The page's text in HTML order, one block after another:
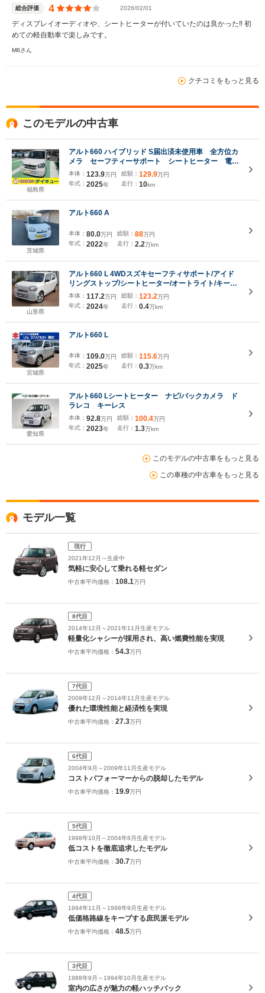
総合評価 4 2026/02/01
ディスプレイオーディオや、シートヒーターが付いていたのは良かった‼️ 初
めての軽自動車で楽しみです。
M8さん
クチコミをもっと見る
このモデルの中古車
福島県
アルト660 ハイブリッド S届出済未使用車 全方位カ
メラ セーフティーサポート シートヒーター 電動
ミラー マニュアルエアコン キーレス アイドリン
グストップ
本体： 123.9万円
年式： 2025年
総額： 129.9万円
走行： 10km
茨城県
アルト660 A
本体： 80.0万円
年式： 2022年
総額： 88万円
走行： 2.2万km
山形県
アルト660 L 4WDスズキセーフティサポート/アイド
リングストップ/シートヒーター/オートライト/キーレ
ス
本体： 117.2万円
年式： 2024年
総額： 123.2万円
走行： 0.4万km
宮城県
アルト660 L
本体： 109.0万円
年式： 2025年
総額： 115.6万円
走行： 0.3万km
愛知県
アルト660 Lシートヒーター ナビ/バックカメラ ド
ラレコ キーレス
本体： 92.8万円
年式： 2023年
総額： 100.4万円
走行： 1.3万km
このモデルの中古車をもっと見る
この車種の中古車をもっと見る
モデル一覧
現行
2021年12月～生産中
気軽に安心して乗れる軽セダン
中古車平均価格： 108.1万円
8代目
2014年12月～2021年11月生産モデル
軽量化シャシーが採用され、高い燃費性能を実現
中古車平均価格： 54.3万円
7代目
2009年12月～2014年11月生産モデル
優れた環境性能と経済性を実現
中古車平均価格： 27.3万円
6代目
2004年9月～2009年11月生産モデル
コストパフォーマーからの脱却したモデル
中古車平均価格： 19.9万円
5代目
1998年10月～2004年8月生産モデル
低コストを徹底追求したモデル
中古車平均価格： 30.7万円
4代目
1994年11月～1998年9月生産モデル
低価格路線をキープする庶民派モデル
中古車平均価格： 48.5万円
3代目
1988年9月～1994年10月生産モデル
室内の広さが魅力の軽ハッチバック